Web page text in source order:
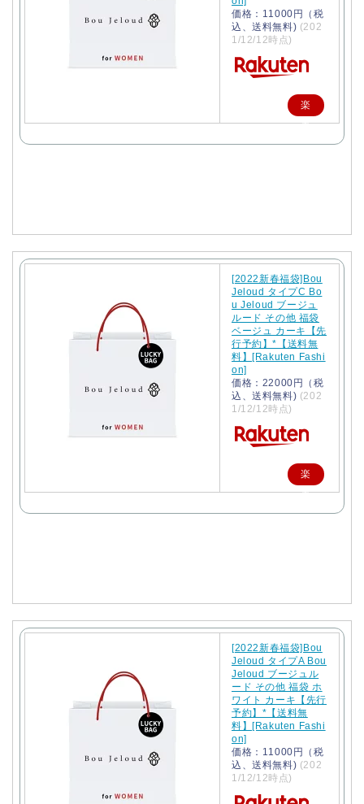
価格：11000円（税
込、送料無料) (202
1/12/12時点)
楽
天
[2022新春福袋]Bou
Jeloud タイプC Bo
u Jeloud ブージュ
ルード その他 福袋
ベージュ カーキ【先
行予約】*【送料無
料】[Rakuten Fashi
on]
価格：22000円（税
込、送料無料) (202
1/12/12時点)
楽
天
[2022新春福袋]Bou
Jeloud タイプA Bou
Jeloud ブージュル
ード その他 福袋 ホ
ワイト カーキ【先行
予約】*【送料無
料】[Rakuten Fashi
on]
価格：11000円（税
込、送料無料) (202
1/12/12時点)